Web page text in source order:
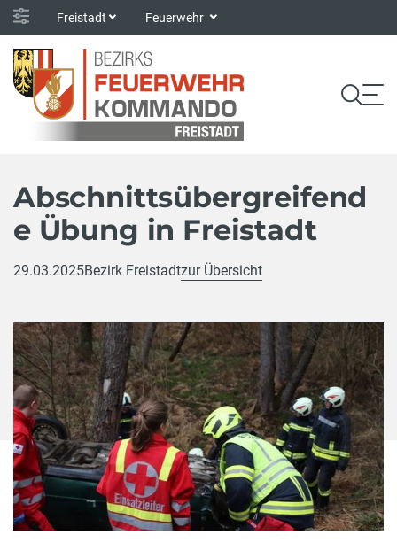
Freistadt Feuerwehr
Abschnittsübergreifend
e Übung in Freistadt
29.03.2025Bezirk Freistadtzur Übersicht